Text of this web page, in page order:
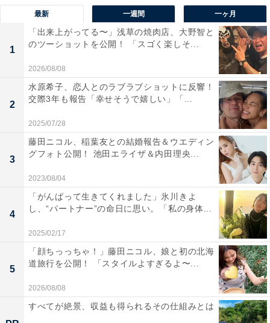
最新 一週間 一ヶ月
1
「出来上がってる〜」浅草の焼肉店、大野智と
のツーショットを公開！ 「スゴく楽しそ...
2026/08/08
2
水原希子、恋人とのラブラブショットに反響！
交際3年も報告「幸せそうで嬉しい」「...
2025/07/28
3
藤田ニコル、稲葉友との結婚報告＆ウエディン
グフォト公開！ 池田エライザ＆内田理央...
2023/08/04
4
「がんばって生きてくれました」氷川きよ
し、“パートナー”の命日に思い。「私の身体...
2025/02/17
5
「顔ちっっちゃ！」藤田ニコル、娘と初の北海
道旅行を公開！ 「スタイルよすぎるよ〜...
2026/08/08
すべてが絶景、収益も得られるその仕組みとは